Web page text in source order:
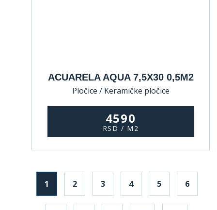
ACUARELA AQUA 7,5X30 0,5M2
Pločice / Keramičke pločice
4590
RSD / M2
1 2 3 4 5 6